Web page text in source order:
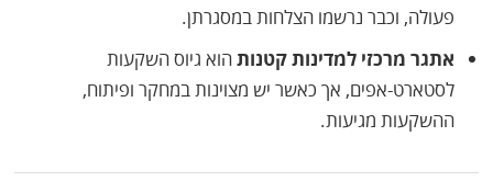
פעולה, וכבר נרשמו הצלחות במסגרתן.
אתגר מרכזי למדינות קטנותהוא גיוס השקעות
לסטארט-אפים, אך כאשר יש מצוינות במחקר ופיתוח,
ההשקעות מגיעות.